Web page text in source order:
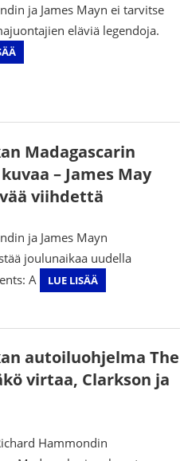
ja James Mayn ei tarvitse
eläviä legendoja.
Madagascarin
– James May
viihdettä
ja James Mayn
joulunaikaa uudella
A
LUE LISÄÄ
autoiluohjelma The
virtaa, Clarkson ja
Hammondin